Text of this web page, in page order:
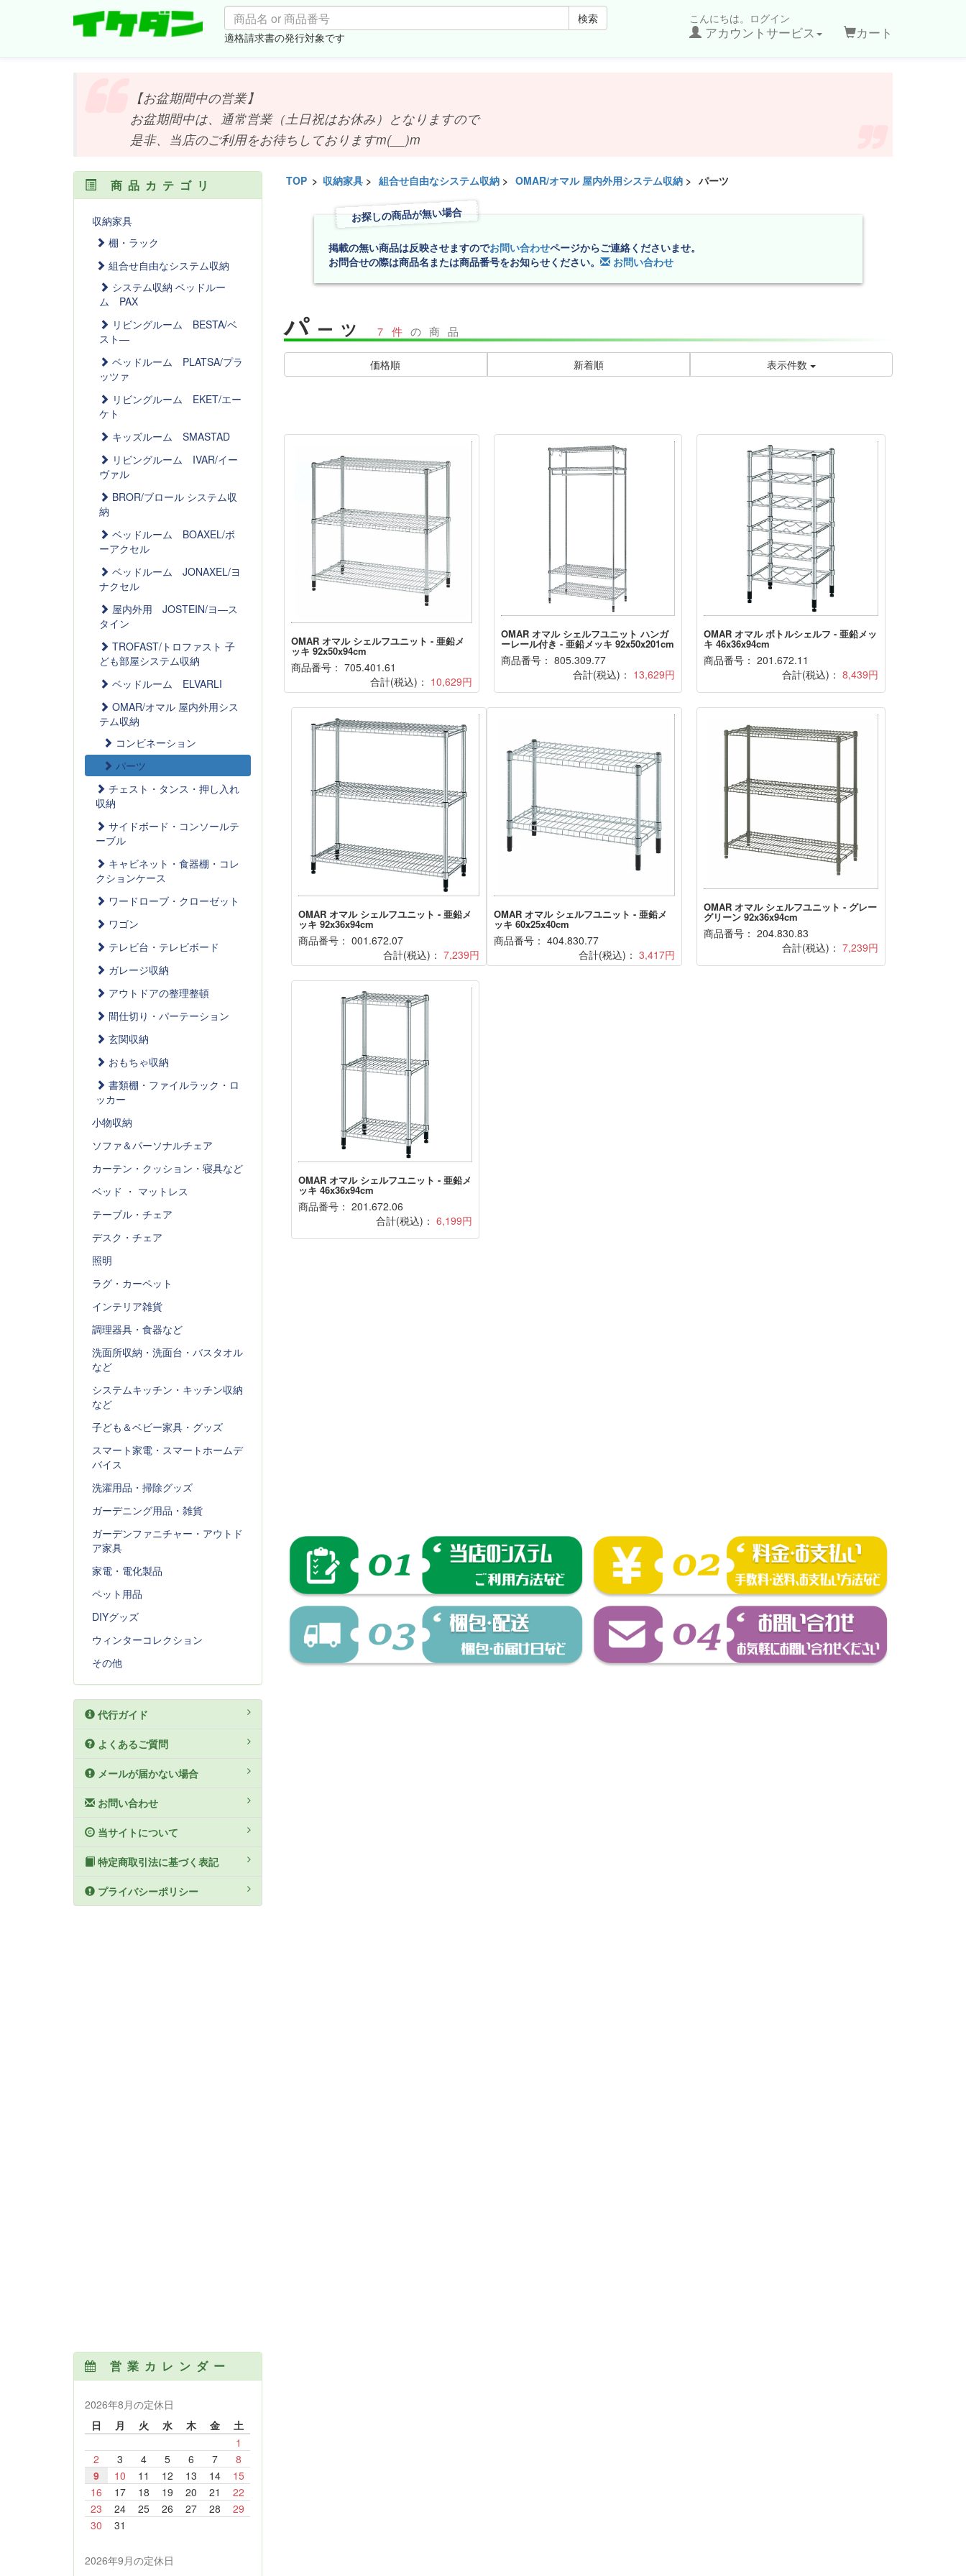
検索
適格請求書の発行対象です
こんにちは。ログイン
アカウントサービス カート
【お盆期間中の営業】
お盆期間中は、通常営業（土日祝はお休み）となりますので
是非、当店のご利用をお待ちしておりますm(__)m
TOP > 収納家具> 組合せ自由なシステム収納> OMAR/オマル 屋内外用システム収納> パーツ
お探しの商品が無い場合
掲載の無い商品は反映させますのでお問い合わせページからご連絡くださいませ。
お問合せの際は商品名または商品番号をお知らせください。
お問い合わせ
パ ーツ7件 の商品
価格順 新着順 表示件数
OMAR オマル シェルフユニット - 亜鉛メ
ッキ 92x50x94cm
商品番号： 705.401.61
合計(税込)： 10,629円
OMAR オマル シェルフユニット ハンガ
ーレール付き - 亜鉛メッキ 92x50x201cm
商品番号： 805.309.77
合計(税込)： 13,629円
OMAR オマル ボトルシェルフ - 亜鉛メッ
キ 46x36x94cm
商品番号： 201.672.11
合計(税込)： 8,439円
OMAR オマル シェルフユニット - 亜鉛メ
ッキ 92x36x94cm
商品番号： 001.672.07
合計(税込)： 7,239円
OMAR オマル シェルフユニット - 亜鉛メ
ッキ 60x25x40cm
商品番号： 404.830.77
合計(税込)：3,417円
OMAR オマル シェルフユニット - グレー
グリーン 92x36x94cm
商品番号： 204.830.83
合計(税込)： 7,239円
OMAR オマル シェルフユニット - 亜鉛メ
ッキ 46x36x94cm
商品番号： 201.672.06
合計(税込)： 6,199円
商品カテゴリ
収納家具
棚・ラック
組合せ自由なシステム収納
システム収納 ベッドルー
ム PAX
リビングルーム BESTA/ベ
スト―
ベッドルーム PLATSA/プラ
ッツァ
リビングルーム EKET/エー
ケト
キッズルーム SMASTAD
リビングルーム IVAR/イー
ヴァル
BROR/ブロール システム収
納
ベッドルーム BOAXEL/ボ
ーアクセル
ベッドルーム JONAXEL/ヨ
ナクセル
屋内外用 JOSTEIN/ヨ―ス
タイン
TROFAST/トロファスト 子
ども部屋システム収納
ベッドルーム ELVARLI
OMAR/オマル 屋内外用シス
テム収納
コンビネーション
パーツ
チェスト・タンス・押し入れ
収納
サイドボード・コンソールテ
ーブル
キャビネット・食器棚・コレ
クションケース
ワードローブ・クローゼット
ワゴン
テレビ台・テレビボード
ガレージ収納
アウトドアの整理整頓
間仕切り・パーテーション
玄関収納
おもちゃ収納
書類棚・ファイルラック・ロ
ッカー
小物収納
ソファ＆パーソナルチェア
カーテン・クッション・寝具など
ベッド ・ マットレス
テーブル・チェア
デスク・チェア
照明
ラグ・カーペット
インテリア雑貨
調理器具・食器など
洗面所収納・洗面台・バスタオル
など
システムキッチン・キッチン収納
など
子ども＆ベビー家具・グッズ
スマート家電・スマートホームデ
バイス
洗濯用品・掃除グッズ
ガーデニング用品・雑貨
ガーデンファニチャー・アウトド
ア家具
家電・電化製品
ペット用品
DIYグッズ
ウィンターコレクション
その他
代行ガイド
よくあるご質問
メールが届かない場合
お問い合わせ
当サイトについて
特定商取引法に基づく表記
プライバシーポリシー
営業カレンダー
2026年8月の定休日
日
月 火 水 木 金
土
1
2
3 4 5 6 7
8
9
10 11 12 13 14
15
16
17 18 19 20 21
22
23
24 25 26 27 28
29
30
31
2026年9月の定休日